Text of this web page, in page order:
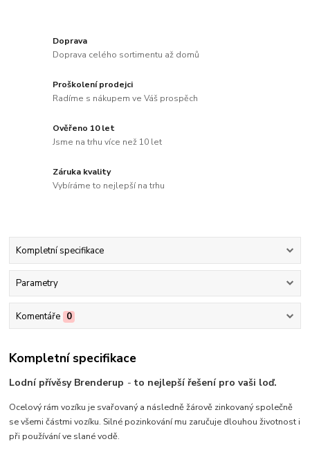
Doprava
Doprava celého sortimentu až domů
Proškolení prodejci
Radíme s nákupem ve Váš prospěch
Ověřeno 10 let
Jsme na trhu více než 10 let
Záruka kvality
Vybíráme to nejlepší na trhu
Kompletní specifikace
Parametry
Komentáře 0
Kompletní specifikace
Lodní přívěsy Brenderup - to nejlepší řešení pro vaši loď.
Ocelový rám vozíku je svařovaný a následně žárově zinkovaný společně
se všemi částmi vozíku. Silné pozinkování mu zaručuje dlouhou životnost i
při používání ve slané vodě.